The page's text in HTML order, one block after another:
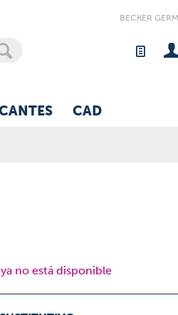
CAD
no está disponible